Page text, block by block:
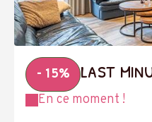
- 15% last
En ce moment !